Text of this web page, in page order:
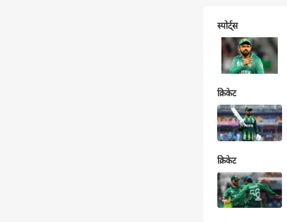
स्पोर्ट्स
क्रिकेट
क्रिकेट